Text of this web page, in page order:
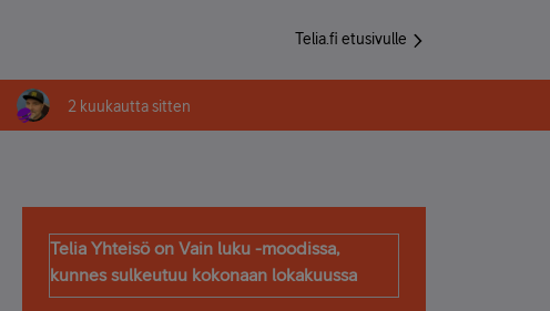
Telia.fi etusivulle
2 kuukautta sitten
Telia Yhteisö on Vain luku -moodissa,
kunnes sulkeutuu kokonaan lokakuussa